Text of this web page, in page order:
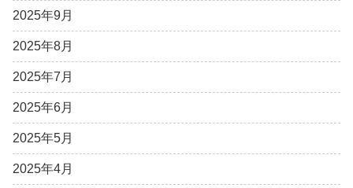
2025年9月
2025年8月
2025年7月
2025年6月
2025年5月
2025年4月